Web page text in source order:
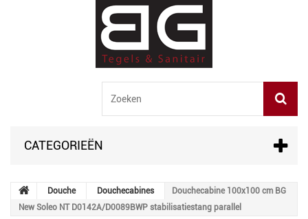
CATEGORIEËN
Douche Douchecabines
Douchecabine 100x100 cm BG
New Soleo NT D0142A/D0089BWP stabilisatiestang parallel